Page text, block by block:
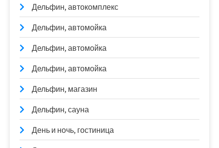
Дельфин, автокомплекс
Дельфин, автомойка
Дельфин, автомойка
Дельфин, автомойка
Дельфин, магазин
Дельфин, сауна
День и ночь, гостиница